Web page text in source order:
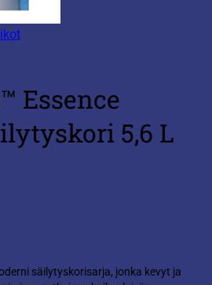
Essence
5,6 L
säilytyskorisarja, jonka kevyt ja